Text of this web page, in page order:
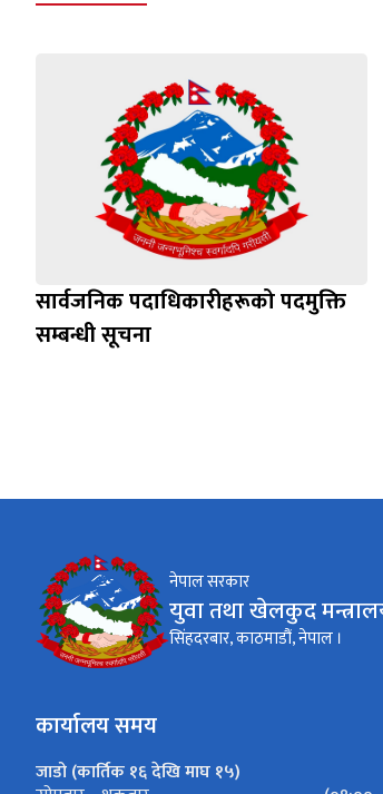
सार्वजनिक पदाधिकारीहरूको पदमुक्ति
सम्बन्धी सूचना
नेपाल सरकार
युवा तथा खेलकुद
सिंहदरबार, काठमाडौं, नेपाल ।
कार्यालय समय
जाडो (कार्तिक १६ देखि माघ १५)